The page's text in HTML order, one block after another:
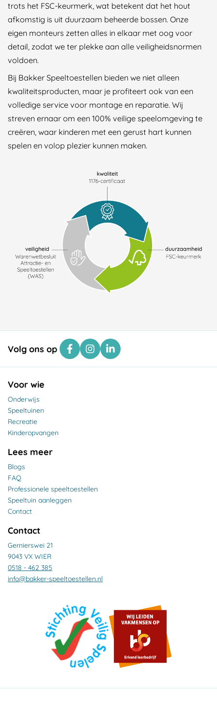
trots het FSC-keurmerk, wat betekent dat het hout
afkomstig is uit duurzaam beheerde bossen. Onze
eigen monteurs zetten alles in elkaar met oog voor
detail, zodat we ter plekke aan alle veiligheidsnormen
voldoen.
Bij Bakker Speeltoestellen bieden we niet alleen
kwaliteitsproducten, maar je profiteert ook van een
volledige service voor montage en reparatie. Wij
streven ernaar om een 100% veilige speelomgeving te
creëren, waar kinderen met een gerust hart kunnen
spelen en volop plezier kunnen maken.
Volg ons op
Voor wie
Onderwijs
Speeltuinen
Recreatie
Kinderopvangen
Lees meer
Blogs
FAQ
Professionele speeltoestellen
Speeltuin aanleggen
Contact
Contact
Gernierswei 21
9043 VX WIER
0518 - 462 385
info@bakker-speeltoestellen.nl